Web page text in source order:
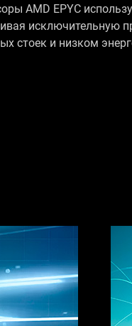
AMD EPYC
исключительную
стоек и низком